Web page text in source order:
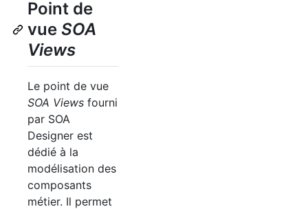
Point de
vue SOA
Views
Le point de vue
SOA Views fourni
par SOA
Designer est
dédié à la
modélisation des
composants
métier. Il permet